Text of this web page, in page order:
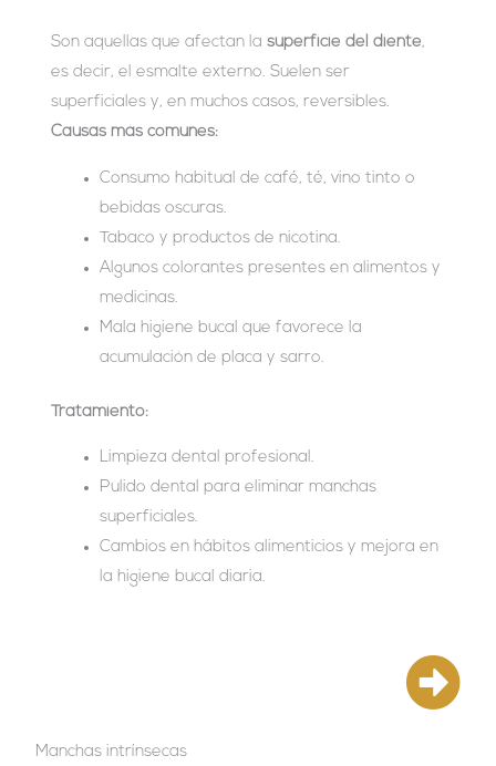
Son aquellas que afectan lasuperficie del diente,
es decir, el esmalte externo. Suelen ser
superficiales y, en muchos casos, reversibles.
Causas más comunes:
Consumo habitual de café, té, vino tinto o
bebidas oscuras.
Tabaco y productos de nicotina.
Algunos colorantes presentes en alimentos y
medicinas.
Mala higiene bucal que favorece la
acumulación de placa y sarro.
Tratamiento:
Limpieza dental profesional.
Pulido dental para eliminar manchas
superficiales.
Cambios en hábitos alimenticios y mejora en
la higiene bucal diaria.
Manchas intrínsecas